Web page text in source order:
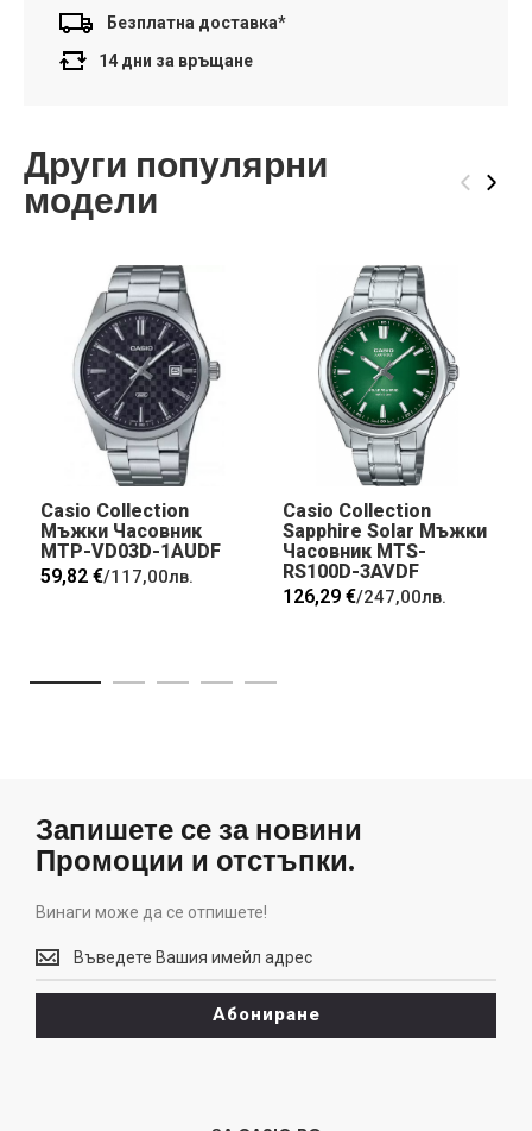
Безплатна доставка*
14 дни за връщане
Други популярни
модели ‹ ›
Casio Collection
Мъжки Часовник
MTP-VD03D-1AUDF
59,82 €/117,00лв.
Casio Collection
Sapphire Solar Мъжки
Часовник MTS-
RS100D-3AVDF
126,29 €/247,00лв.
Запишете се за новини
Промоции и отстъпки.
Винаги може да се отпишете!
Винаги
може
да
отпишете!
Абониране